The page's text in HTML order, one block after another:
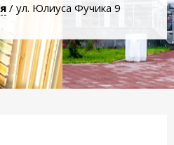
/ ул. Юлиуса Фучика 9